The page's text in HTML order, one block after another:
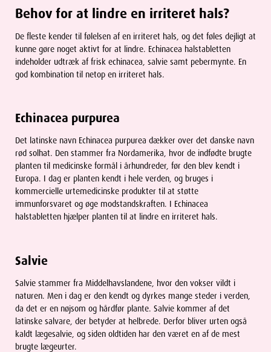
Behov for at lindre en irriteret hals?
De fleste kender til følelsen af en irriteret hals, og det føles dejligt at
kunne gøre noget aktivt for at lindre. Echinacea halstabletten
indeholder udtræk af frisk echinacea, salvie samt pebermynte. En
god kombination til netop en irriteret hals.
Echinacea purpurea
Det latinske navn Echinacea purpurea dækker over det danske navn
rød solhat. Den stammer fra Nordamerika, hvor de indfødte brugte
planten til medicinske formål i århundreder, før den blev kendt i
Europa. I dag er planten kendt i hele verden, og bruges i
kommercielle urtemedicinske produkter til at støtte
immunforsvaret og øge modstandskraften. I Echinacea
halstabletten hjælper planten til at lindre en irriteret hals.
Salvie
Salvie stammer fra Middelhavslandene, hvor den vokser vildt i
naturen. Men i dag er den kendt og dyrkes mange steder i verden,
da det er en nøjsom og hårdfør plante. Salvie kommer af det
latinske salvare, der betyder at helbrede. Derfor bliver urten også
kaldt lægesalvie, og siden oldtiden har den været en af de mest
brugte lægeurter.